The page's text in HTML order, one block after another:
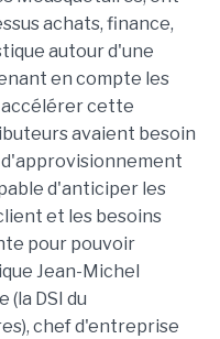
achats, finance,
autour d'une
en compte les
accélérer cette
avaient besoin
d'anticiper les
et les besoins
pour pouvoir
Jean-Michel
(la DSI du
chef d'entreprise